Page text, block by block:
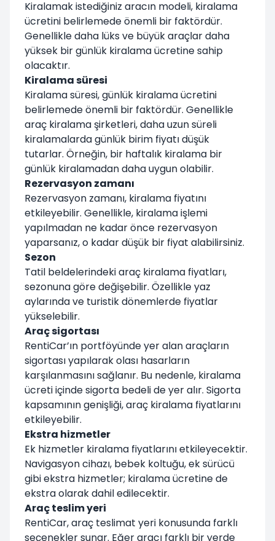
Kiralamak istediğiniz aracın modeli, kiralama
ücretini belirlemede önemli bir faktördür.
Genellikle daha lüks ve büyük araçlar daha
yüksek bir günlük kiralama ücretine sahip
olacaktır.
Kiralama süresi
Kiralama süresi, günlük kiralama ücretini
belirlemede önemli bir faktördür. Genellikle
araç kiralama şirketleri, daha uzun süreli
kiralamalarda günlük birim fiyatı düşük
tutarlar. Örneğin, bir haftalık kiralama bir
günlük kiralamadan daha uygun olabilir.
Rezervasyon zamanı
Rezervasyon zamanı, kiralama fiyatını
etkileyebilir. Genellikle, kiralama işlemi
yapılmadan ne kadar önce rezervasyon
yaparsanız, o kadar düşük bir fiyat alabilirsiniz.
Sezon
Tatil beldelerindeki araç kiralama fiyatları,
sezonuna göre değişebilir. Özellikle yaz
aylarında ve turistik dönemlerde fiyatlar
yükselebilir.
Araç sigortası
RentiCar’ın portföyünde yer alan araçların
sigortası yapılarak olası hasarların
karşılanmasını sağlanır. Bu nedenle, kiralama
ücreti içinde sigorta bedeli de yer alır. Sigorta
kapsamının genişliği, araç kiralama fiyatlarını
etkileyebilir.
Ekstra hizmetler
Ek hizmetler kiralama fiyatlarını etkileyecektir.
Navigasyon cihazı, bebek koltuğu, ek sürücü
gibi ekstra hizmetler; kiralama ücretine de
ekstra olarak dahil edilecektir.
Araç teslim yeri
RentiCar, araç teslimat yeri konusunda farklı
seçenekler sunar. Eğer aracı farklı bir yerde